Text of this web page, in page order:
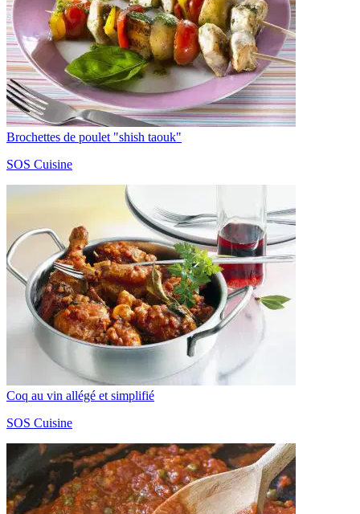
Brochettes de poulet "shish taouk"
SOS Cuisine
Coq au vin allégé et simplifié
SOS Cuisine